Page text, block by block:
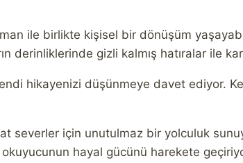
ile birlikte kişisel bir dönüşüm
derinliklerinde gizli kalmış hatıralar ile
hikayenizi düşünmeye davet ediyor.
severler için unutulmaz bir yolculuk
hayal gücünü harekete